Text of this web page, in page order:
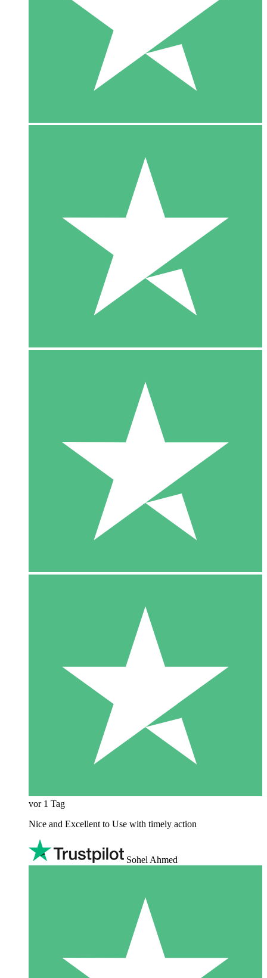
vor 1 Tag
Nice and Excellent to Use with timely action
Sohel Ahmed